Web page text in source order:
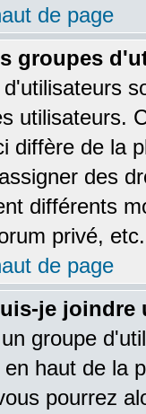
de page
groupes
utilisateurs.
diffère de la
des
différents
privé, etc.
de page
je
groupe
en haut de la
pourrez